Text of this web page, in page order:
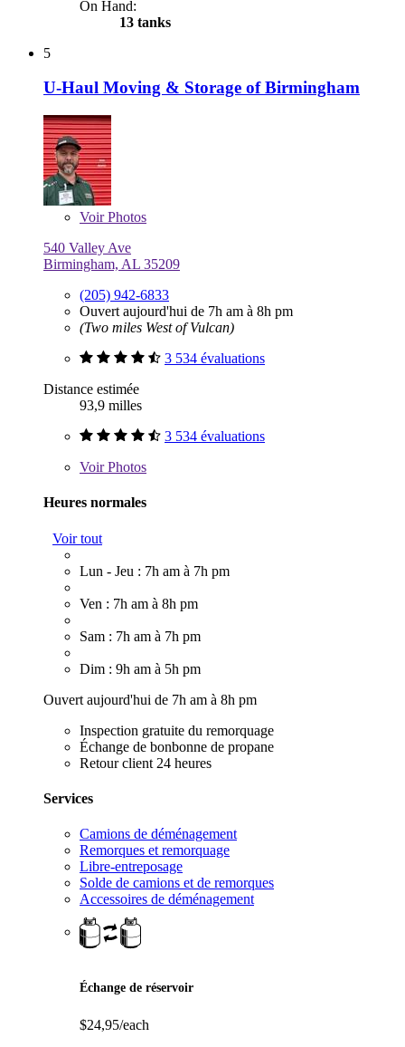
On Hand:
13 tanks
5
U-Haul Moving & Storage of Birmingham
VoirPhotos
540 Valley Ave
Birmingham, AL 35209
(205) 942-6833
Ouvert aujourd'hui de 7h am à 8h pm
(Two miles West of Vulcan)
3 534 évaluations
Distance estimée
93,9 milles
3 534 évaluations
VoirPhotos
Heures normales
Voir tout
Lun - Jeu : 7h am à 7h pm
Ven : 7h am à 8h pm
Sam : 7h am à 7h pm
Dim : 9h am à 5h pm
Ouvert aujourd'hui de 7h am à 8h pm
Inspection gratuite du remorquage
Échange de bonbonne de propane
Retour client 24 heures
Services
Camions de déménagement
Remorques et remorquage
Libre-entreposage
Solde de camions et de remorques
Accessoires de déménagement
Échange de réservoir
$24,95/each